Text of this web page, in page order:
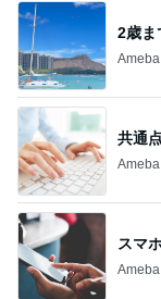
2歳ま
共通
スマ